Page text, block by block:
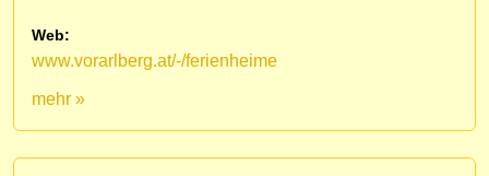
Web:
www.vorarlberg.at/-/ferienheime
mehr »